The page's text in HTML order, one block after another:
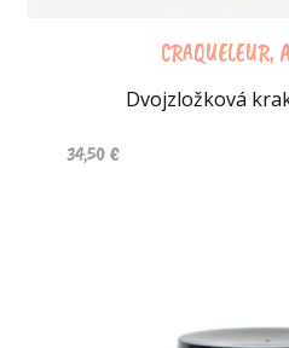
Dvojzložková
34,50€